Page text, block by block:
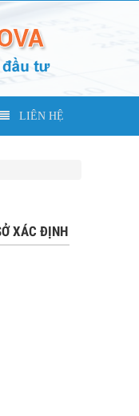
LIÊN HỆ
XÁC ĐỊNH